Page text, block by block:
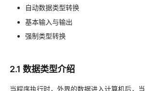
自动数据类型转换
基本输入与输出
强制类型转换
2.1 数据类型介绍
当程序执行时，外界的数据进入计算机后，